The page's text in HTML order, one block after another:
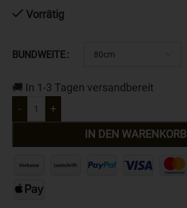
Vorrätig
BUNDWEITE
🚚 In 1-3 Tagen versandbereit
-
+
IN DEN WARENKORB